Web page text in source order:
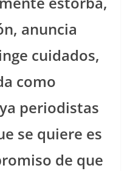
anuncia
cuidados,
como
periodistas
se quiere es
de que